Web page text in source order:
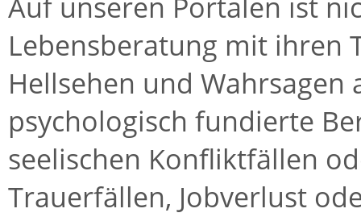
Lebensberatung mit ihren
Hellsehen und
psychologisch fundierte
seelischen Konfliktfällen
Trauerfällen, Jobverlust